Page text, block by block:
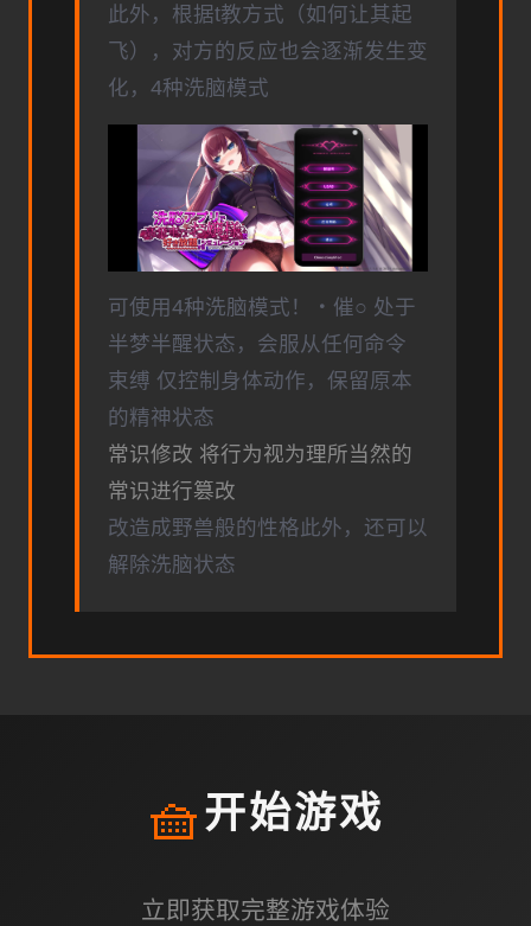
此外，根据t教方式（如何让其起
飞），对方的反应也会逐渐发生变
化，4种洗脑模式
可使用4种洗脑模式！・催○ 处于
半梦半醒状态，会服从任何命令
束缚 仅控制身体动作，保留原本
的精神状态
常识修改 将行为视为理所当然的
常识进行篡改
改造成野兽般的性格此外，还可以
解除洗脑状态
🧺开始游戏
立即获取完整游戏体验